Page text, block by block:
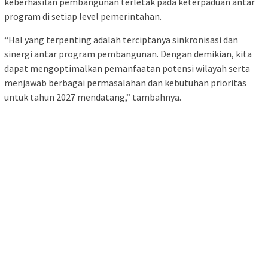
program di setiap level pemerintahan.
sinergi antar program pembangunan. Dengan demikian, kita
dapat mengoptimalkan pemanfaatan potensi wilayah serta
menjawab berbagai permasalahan dan kebutuhan prioritas
untuk tahun 2027 mendatang,” tambahnya.